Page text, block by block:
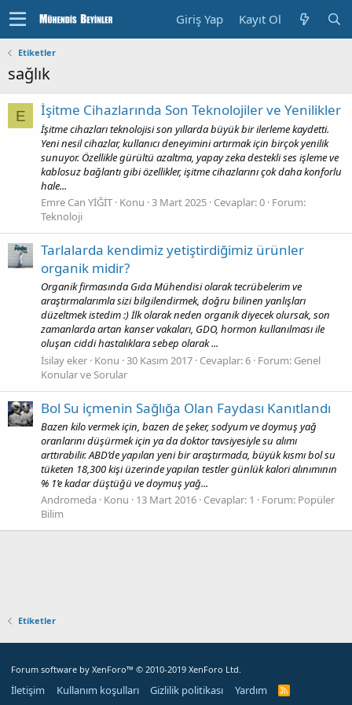
Giriş Yap Kayıt Ol
Etiketler
sağlık
E İşitme Cihazlarında Son Teknolojiler ve Yenilikler
İşitme cihazları teknolojisi son yıllarda büyük bir ilerleme kaydetti.
Yeni nesil cihazlar, kullanıcı deneyimini artırmak için birçok yenilik
sunuyor. Özellikle gürültü azaltma, yapay zeka destekli ses işleme ve
kablosuz bağlantı gibi özellikler, işitme cihazlarını çok daha konforlu
hale...
Emre Can YİĞİT Konu 3 Mart 2025 Cevaplar: 0 Forum:
Teknoloji
Tarlalarda kendimiz yetiştirdiğimiz ürünler
organik midir?
Organik firmasında Gıda Mühendisi olarak tecrübelerim ve
araştırmalarımla sizi bilgilendirmek, doğru bilinen yanlışları
düzeltmek istedim :) İlk olarak neden organik diyecek olursak, son
zamanlarda artan kanser vakaları, GDO, hormon kullanılması ile
oluşan ciddi hastalıklara sebep olarak ...
İsilay eker Konu 30 Kasım 2017 Cevaplar: 6 Forum: Genel
Konular ve Sorular
Bol Su içmenin Sağlığa Olan Faydası Kanıtlandı
Bazen kilo vermek için, bazen de şeker, sodyum ve doymuş yağ
oranlarını düşürmek için ya da doktor tavsiyesiyle su alımı
arttırabilir. ABD’de yapılan yeni bir araştırmada, büyük kısmı bol su
tüketen 18,300 kişi üzerinde yapılan testler günlük kalori alınımının
% 1’e kadar düştüğü ve doymuş yağ...
Andromeda Konu 13 Mart 2016 Cevaplar: 1 Forum: Popüler
Bilim
Etiketler
Forum software by XenForo™ © 2010-2019 XenForo Ltd.
İletişim Kullanım koşulları Gizlilik politikası Yardım
R